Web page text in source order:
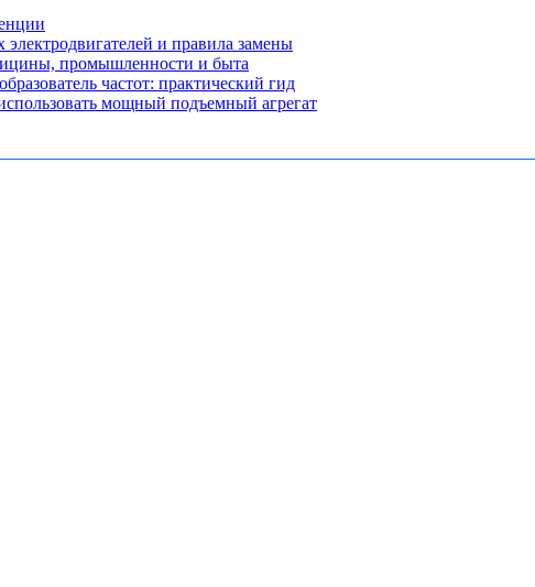
и правила замены
промышленности и быта
частот: практический гид
мощный подъемный агрегат